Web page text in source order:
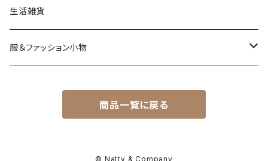
生活雑貨
服＆ファッション小物
商品一覧に戻る
© Natty & Company